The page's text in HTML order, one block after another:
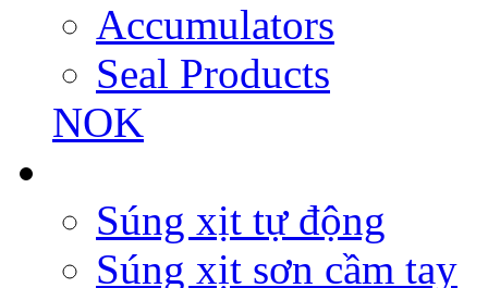
Accumulators
Seal Products
NOK
Súng xịt tự động
Súng xịt sơn cầm tay